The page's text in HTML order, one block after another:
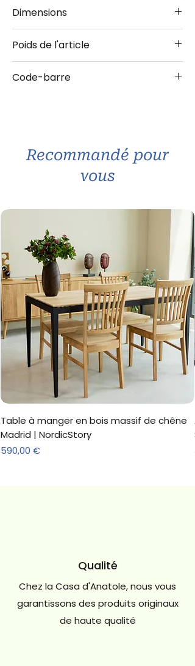
Dimensions
Poids de l'article
Code-barre
Recommandé pour
vous
Table à manger en bois massif de chêne
Madrid | NordicStory
Prix
590,00 €
Qualité
Chez la Casa d'Anatole, nous vous
garantissons des produits originaux
de haute qualité